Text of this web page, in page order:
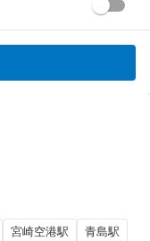
宮崎空港駅
青島駅